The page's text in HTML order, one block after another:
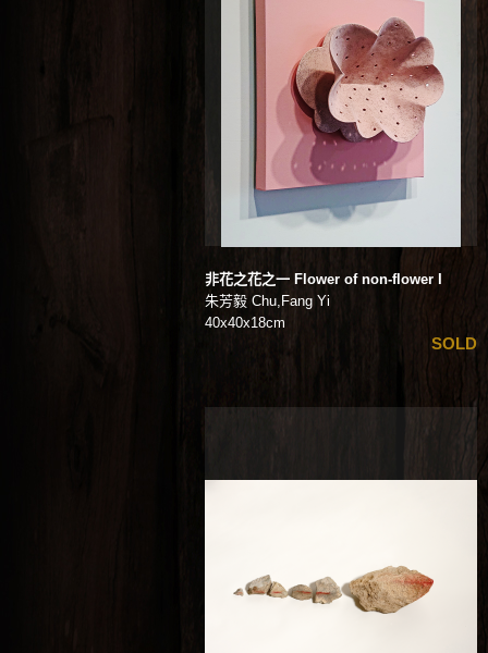
非花之花之一 Flower of non-flower I
朱芳毅 Chu,Fang Yi
40x40x18cm
SOLD